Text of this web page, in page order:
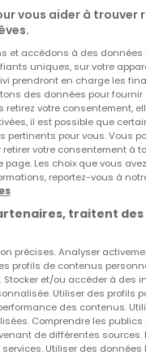
Vide
vous aider à trouver
et accédons à des
uniques, sur votre
prendront en charge les
des données pour fournir
votre consentement,
il est possible que
pertinents pour vous. Vous
retirer votre consentement à
page. Les choix que vous
reportez-vous à
traitent
précises. Analyser
profils de contenus
et/ou accéder à des
Utiliser des profils
des contenus.
Comprendre les
de différentes sources.
Utiliser des